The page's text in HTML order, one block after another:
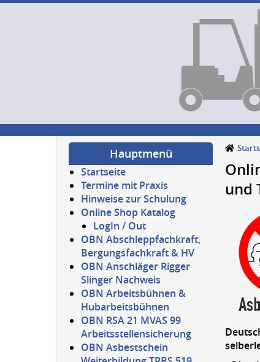
und
Hauptmenü
Startseite
Termine mit Praxis
Hinweise zur Schulung
Online Shop Katalog
LogIn / Out
OBN Abschleppfachkraft,
Bergungsfachkraft & HV
OBN Anschläger Rigger
Slinger Nachweis
OBN Arbeitsbühnen &
Hubarbeitsbühnen
OBN RSA 21 MVAS 99
Arbeitsstellensicherung
OBN Asbestschein